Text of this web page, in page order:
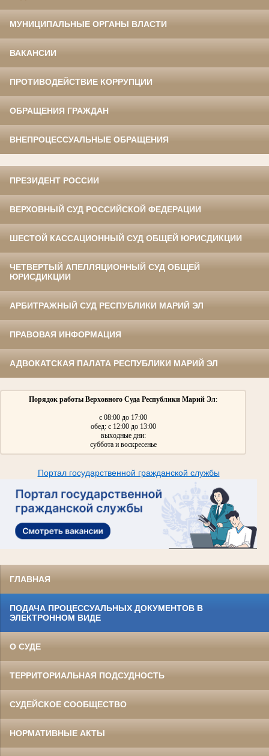
МУНИЦИПАЛЬНЫЕ ОРГАНЫ ВЛАСТИ
ВАКАНСИИ
ПРОТИВОДЕЙСТВИЕ КОРРУПЦИИ
ОБРАЩЕНИЯ ГРАЖДАН
ВНЕПРОЦЕССУАЛЬНЫЕ ОБРАЩЕНИЯ
ПРЕЗИДЕНТ РОССИИ
ВЕРХОВНЫЙ СУД РОССИЙСКОЙ ФЕДЕРАЦИИ
ШЕСТОЙ КАССАЦИОННЫЙ СУД ОБЩЕЙ ЮРИСДИКЦИИ
ЧЕТВЕРТЫЙ АПЕЛЛЯЦИОННЫЙ СУД ОБЩЕЙ
ЮРИСДИКЦИИ
АРБИТРАЖНЫЙ СУД РЕСПУБЛИКИ МАРИЙ ЭЛ
ПРАВОВАЯ ИНФОРМАЦИЯ
АДВОКАТСКАЯ ПАЛАТА РЕСПУБЛИКИ МАРИЙ ЭЛ
Порядок работы Верховного Суда Республики Марий Эл:
с 08:00 до 17:00
обед: с 12:00 до 13:00
выходные дни:
суббота и воскресенье
Портал государственной гражданской службы
ГЛАВНАЯ
ПОДАЧА ПРОЦЕССУАЛЬНЫХ ДОКУМЕНТОВ В
ЭЛЕКТРОННОМ ВИДЕ
О СУДЕ
ТЕРРИТОРИАЛЬНАЯ ПОДСУДНОСТЬ
СУДЕЙСКОЕ СООБЩЕСТВО
НОРМАТИВНЫЕ АКТЫ